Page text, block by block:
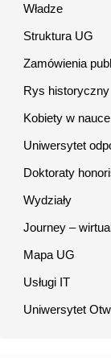
Władze
Struktura UG
Zamówienia
Rys historyczny
Kobiety w nauce
Uniwersytet
Doktoraty
Wydziały
Journey –
Mapa UG
Usługi IT
Uniwersytet